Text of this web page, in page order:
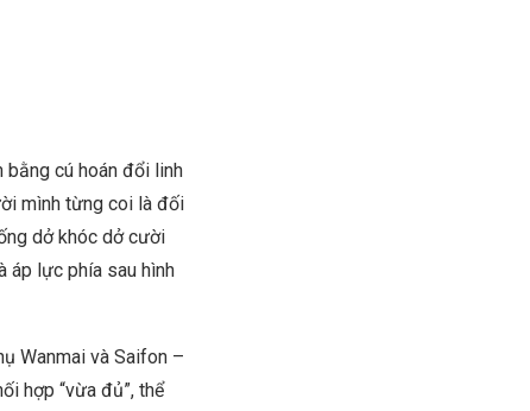
bằng cú hoán đổi linh
mình từng coi là đối
dở khóc dở cười
áp lực phía sau hình
Wanmai và Saifon –
hợp “vừa đủ”, thể